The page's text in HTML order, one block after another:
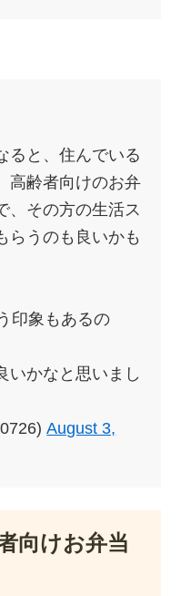
ると、住んでいる
高齢者向けのお弁
、その方の生活ス
らうのも良いかも
印象もあるの
いかなと思いまし
August 3,
向けお弁当